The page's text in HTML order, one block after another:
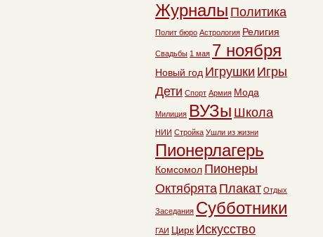
Журналы Политика
Полит бюро Астрология Религия
Свадьбы 1 мая 7 ноября
Новый год Игрушки Игры
Дети Спорт Армия Мода
Милиция ВУЗы Школа
НИИ Стройка Ушли из жизни
Пионерлагерь
Комсомол Пионеры
Октябрята Плакат Отдых
Заседания Субботники
ГАИ Цирк Искусство